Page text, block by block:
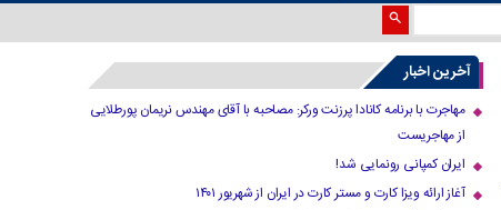
آخرین اخبار
مهاجرت با برنامه کانادا پرزنت ورکر: مصاحبه با آقای مهندس نریمان پورطلایی
از مهاجریست
ایران کمپانی رونمایی شد!
آغاز ارائه ویزا کارت و مستر کارت در ایران از شهریور ۱۴۰۱